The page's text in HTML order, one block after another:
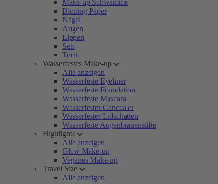
Make-up Schwämme
Blotting Paper
Nägel
Augen
Lippen
Sets
Teint
Wasserfestes Make-up
Alle anzeigen
Wasserfeste Eyeliner
Wasserfeste Foundation
Wasserfeste Mascara
Wasserfester Concealer
Wasserfester Lidschatten
Wasserfeste Augenbrauenstifte
Highlights
Alle anzeigen
Glow Make-up
Veganes Make-up
Travel Size
Alle anzeigen